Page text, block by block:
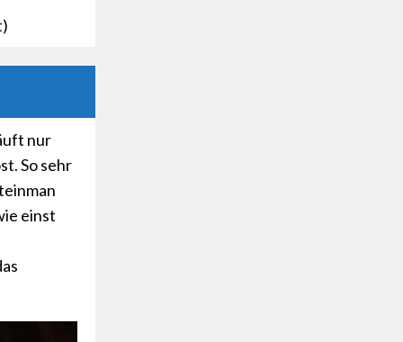
nur
So sehr
einst